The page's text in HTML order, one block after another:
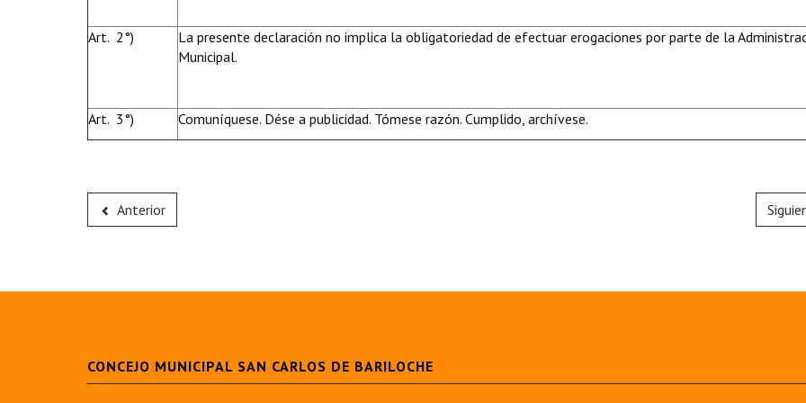
Art. 2°)
La presente declaración no implica la obligatoriedad de efectuar erogaciones por parte de la
Municipal.
Art. 3°) Comuníquese. Dése a publicidad. Tómese razón. Cumplido, archívese.
Anterior
CONCEJO MUNICIPAL SAN CARLOS DE BARILOCHE